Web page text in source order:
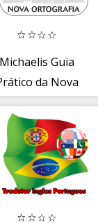
Michaelis Guia
da Nova